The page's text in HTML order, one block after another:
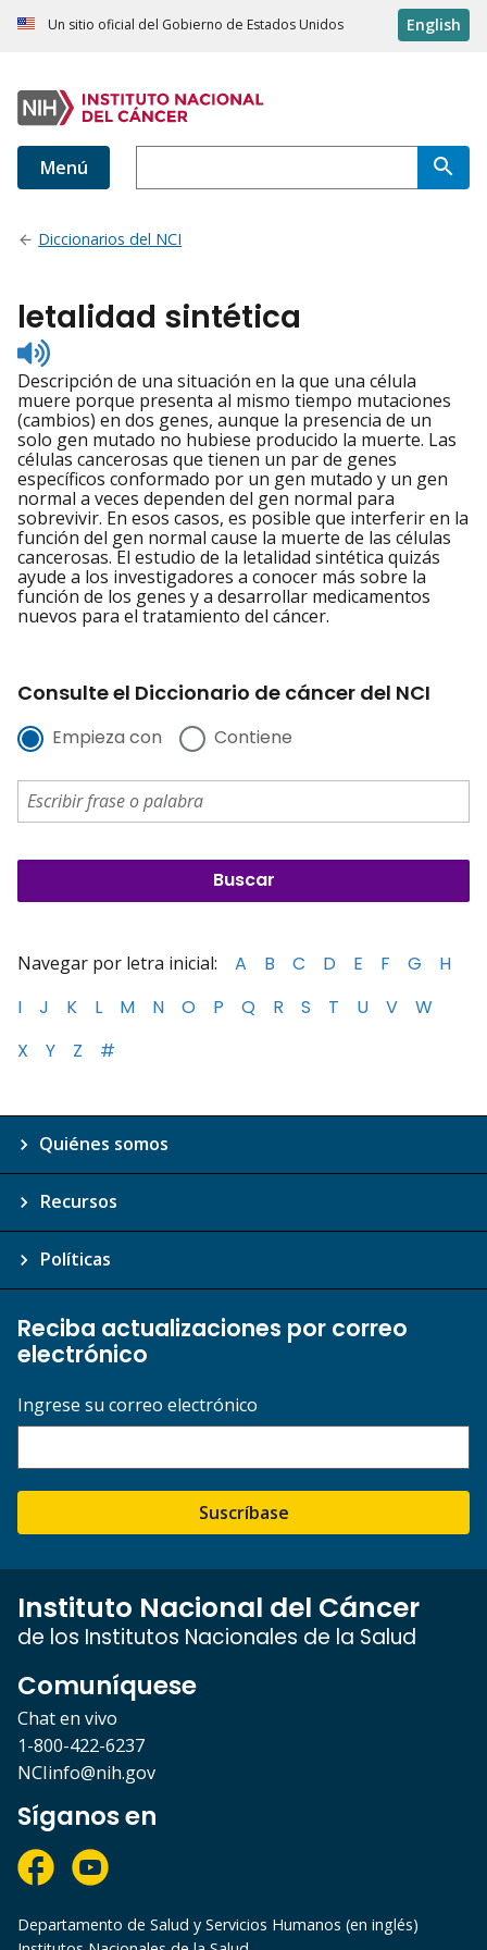
Un sitio oficial del Gobierno de Estados Unidos English
Menú
Diccionarios del NCI
letalidad sintética
Listen
to
pronunciation
Descripción de una situación en la que una célula
muere porque presenta al mismo tiempo mutaciones
(cambios) en dos genes, aunque la presencia de un
solo gen mutado no hubiese producido la muerte. Las
células cancerosas que tienen un par de genes
específicos conformado por un gen mutado y un gen
normal a veces dependen del gen normal para
sobrevivir. En esos casos, es posible que interferir en la
función del gen normal cause la muerte de las células
cancerosas. El estudio de la letalidad sintética quizás
ayude a los investigadores a conocer más sobre la
función de los genes y a desarrollar medicamentos
nuevos para el tratamiento del cáncer.
Consulte el Diccionario de cáncer del NCI
Empieza con Contiene
Navegar por letra inicial: A B C D E F G
H
I
J K L M N O P Q R S T U V
W
X
Y Z #
Quiénes somos
Recursos
Políticas
Reciba actualizaciones por correo
electrónico
Ingrese su correo electrónico
Suscríbase
Instituto Nacional del Cáncer
de los Institutos Nacionales de la Salud
Comuníquese
Chat en vivo
1-800-422-6237
NCIinfo@nih.gov
Síganos en
Departamento de Salud y Servicios Humanos (en inglés)